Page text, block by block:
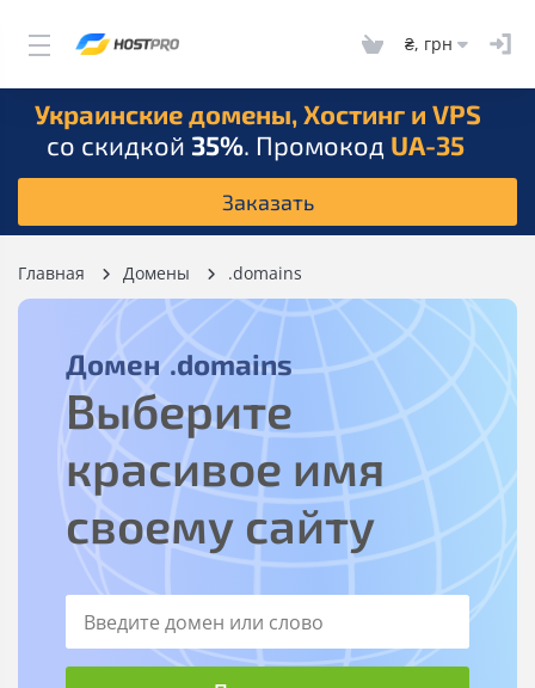
₴, грн
Украинские домены, Хостинг и VPS
со скидкой 35%. Промокод UA-35
Заказать
Главная Домены .domains
Домен .domains
Выберите
красивое имя
своему сайту